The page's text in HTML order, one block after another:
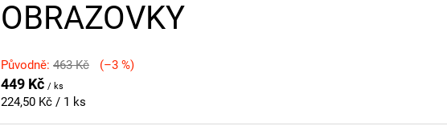
OBRAZOVKY
Původně: 463 Kč (–3 %)
449 Kč / ks
Měrná
224,50 Kč / 1 ks